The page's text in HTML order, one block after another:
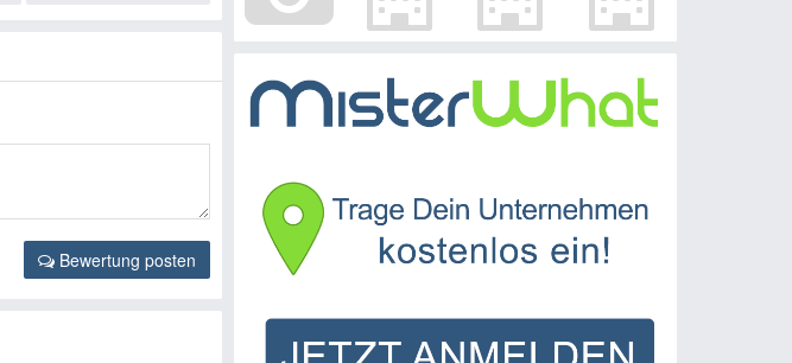
Bewertung posten